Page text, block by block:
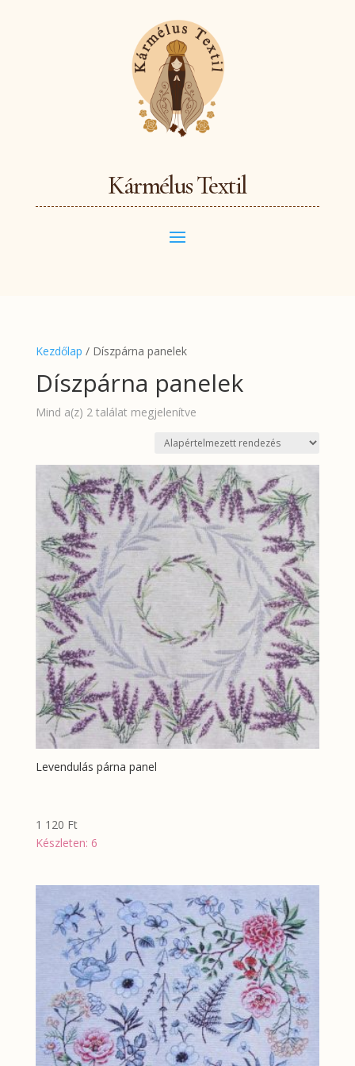
Kármélus Textil
Kezdőlap / Díszpárna panelek
Díszpárna panelek
Mind a(z) 2 találat megjelenítve
Levendulás párna panel
1 120 Ft
Készleten: 6